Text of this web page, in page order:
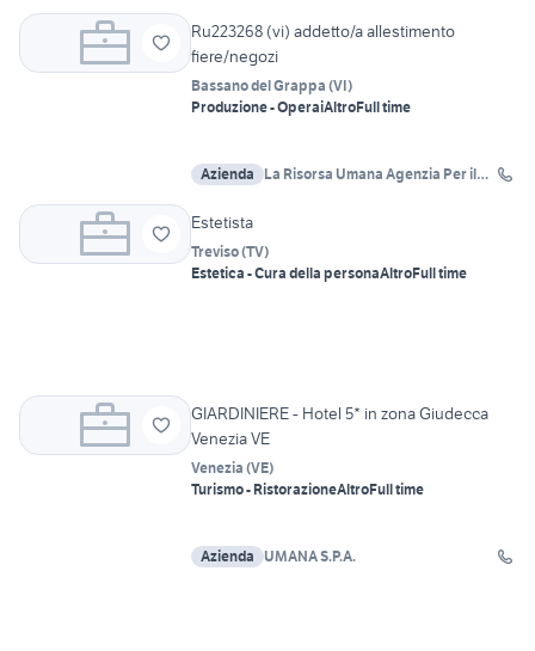
Ru223268 (vi) addetto/a allestimento
fiere/negozi
Bassano del Grappa (VI)
Produzione - OperaiAltroFull time
Azienda
La Risorsa Umana Agenzia Per il
Estetista
Treviso(TV)
Estetica - Cura della personaAltroFull time
GIARDINIERE - Hotel 5* in zona Giudecca
Venezia VE
Venezia (VE)
Turismo - RistorazioneAltroFull time
Azienda UMANA S.P.A.